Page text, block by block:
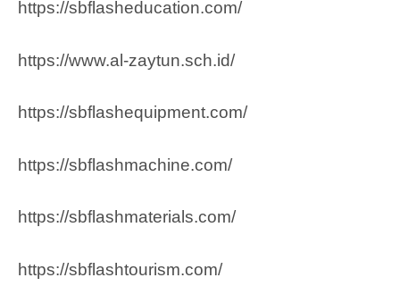
https://sbflasheducation.com/
https://www.al-zaytun.sch.id/
https://sbflashequipment.com/
https://sbflashmachine.com/
https://sbflashmaterials.com/
https://sbflashtourism.com/